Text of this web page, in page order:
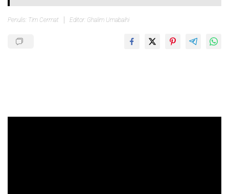
Penulis: Tim Cermat Editor: Ghalim Umabaihi